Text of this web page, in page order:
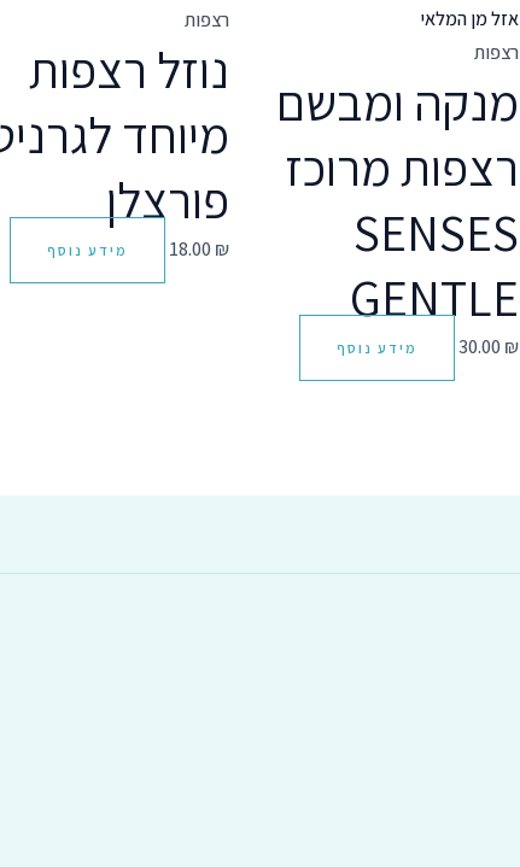
אזל מן המלאי
רצפות
מנקה ומבשם
רצפות מרוכז
SENSES
GENTLE
30.00 ₪ מידע נוסף
רצפות
נוזל רצפות
מיוחד
פורצלן
18.00 ₪ מידע נוסף